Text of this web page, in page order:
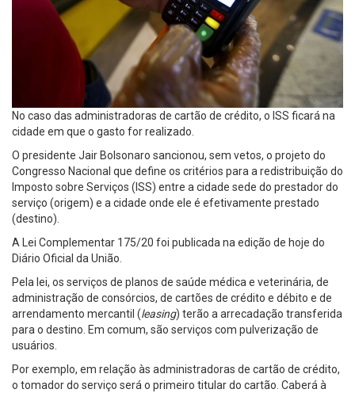
No caso das administradoras de cartão de crédito, o ISS ficará na
cidade em que o gasto for realizado.
O presidente Jair Bolsonaro sancionou, sem vetos, o projeto do
Congresso Nacional que define os critérios para a redistribuição do
Imposto sobre Serviços (ISS) entre a cidade sede do prestador do
serviço (origem) e a cidade onde ele é efetivamente prestado
(destino).
A Lei Complementar 175/20 foi publicada na edição de hoje do
Diário Oficial da União.
Pela lei, os serviços de planos de saúde médica e veterinária, de
administração de consórcios, de cartões de crédito e débito e de
arrendamento mercantil (leasing) terão a arrecadação transferida
para o destino. Em comum, são serviços com pulverização de
usuários.
Por exemplo, em relação às administradoras de cartão de crédito,
o tomador do serviço será o primeiro titular do cartão. Caberá à